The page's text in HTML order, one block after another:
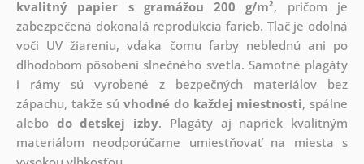
kvalitný papier s gramážou 200 g/m², pričom je
zabezpečená dokonalá reprodukcia farieb. Tlač je odolná
voči UV žiareniu, vďaka čomu farby neblednú ani po
dlhodobom pôsobení slnečného svetla. Samotné plagáty
i rámy sú vyrobené z bezpečných materiálov bez
zápachu, takže súvhodné do každej miestnosti, spálne
alebo do detskej izby. Plagáty aj napriek kvalitným
materiálom neodporúčame umiestňovať na miesta s